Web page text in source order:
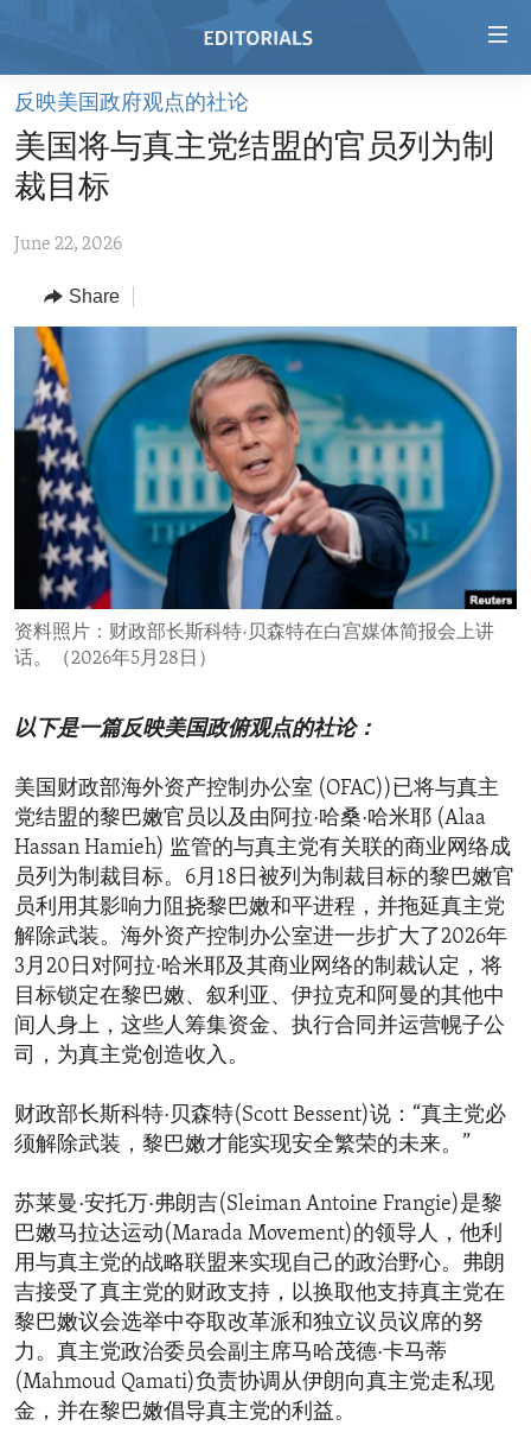
Skip
main
content
to
Navigation
Skip
Search
HOME
VIDEO
REGIONS
AFRICA
AMERICAS
ASIA
EUROPE
MIDDLE EAST
TOPICS
HUMAN RIGHTS
SECURITY AND DEFENSE
AID AND DEVELOPMENT
DEMOCRACY AND GOVERNANCE
ECONOMY AND TRADE
ENVIRONMENT AND HEALTH
IDEALS AND INSTITUTIONS
ARCHIVE
ABOUT US
FOLLOW US
反映美国政府观点的社论
美国将与真主党结盟的官员列为制
裁目标
June 22, 2026
Share
资料照片：财政部长斯科特·贝森特在白宫媒体简报会上讲
话。（2026年5月28日）
以下是一篇反映美国政俯观点的社论：
美国财政部海外资产控制办公室 (OFAC))已将与真主
党结盟的黎巴嫩官员以及由阿拉·哈桑·哈米耶 (Alaa
Hassan Hamieh) 监管的与真主党有关联的商业网络成
员列为制裁目标。6月18日被列为制裁目标的黎巴嫩官
员利用其影响力阻挠黎巴嫩和平进程，并拖延真主党
解除武装。海外资产控制办公室进一步扩大了2026年
3月20日对阿拉·哈米耶及其商业网络的制裁认定，将
目标锁定在黎巴嫩、叙利亚、伊拉克和阿曼的其他中
间人身上，这些人筹集资金、执行合同并运营幌子公
司，为真主党创造收入。
财政部长斯科特·贝森特(Scott Bessent)说：“真主党必
须解除武装，黎巴嫩才能实现安全繁荣的未来。”
苏莱曼·安托万·弗朗吉(Sleiman Antoine Frangie)是黎
巴嫩马拉达运动(Marada Movement)的领导人，他利
用与真主党的战略联盟来实现自己的政治野心。弗朗
吉接受了真主党的财政支持，以换取他支持真主党在
黎巴嫩议会选举中夺取改革派和独立议员议席的努
力。真主党政治委员会副主席马哈茂德·卡马蒂
(Mahmoud Qamati)负责协调从伊朗向真主党走私现
金，并在黎巴嫩倡导真主党的利益。